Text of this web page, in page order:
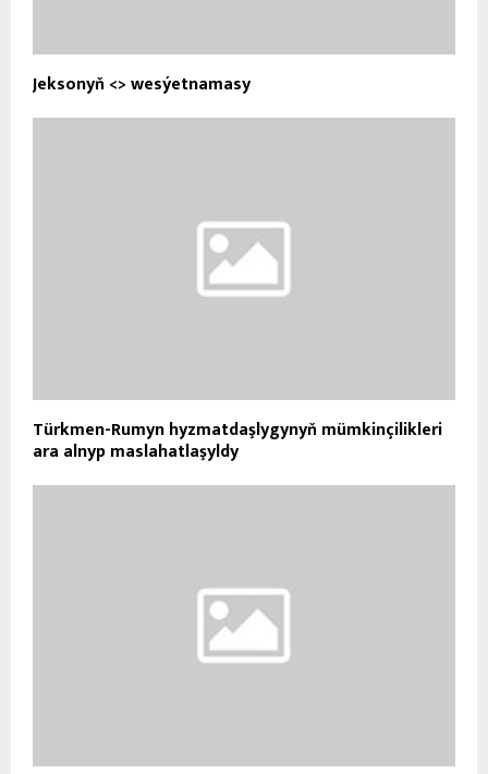
Jeksonyň <> wesýetnamasy
Türkmen-Rumyn hyzmatdaşlygynyň mümkinçilikleri
ara alnyp maslahatlaşyldy